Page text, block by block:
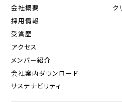
会社概要
採用情報
受賞歴
アクセス
メンバー紹介
会社案内ダウンロード
サステナビリティ
ク